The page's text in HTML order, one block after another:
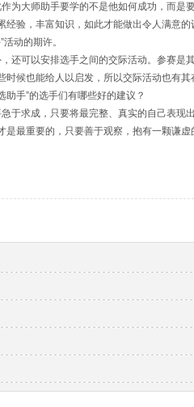
为大师助手要学的不是他如何成功，而是
经验，丰富知识，如此才能做出令人满意的
动的期许。
还可以安排选手之间的交际活动。参赛是
时候也能给人以启发，所以交际活动也有其
助手”的选手们有哪些好的建议？
于求成，只要将最完整、真实的自己表现
是最重要的，只要善于观察，抱有一颗谦